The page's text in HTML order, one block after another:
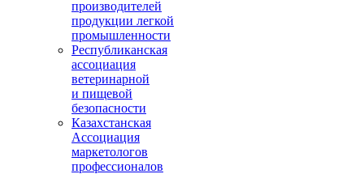
производителей
продукции легкой
промышленности
Республиканская
ассоциация
ветеринарной
и пищевой
безопасности
Казахстанская
Ассоциация
маркетологов
профессионалов